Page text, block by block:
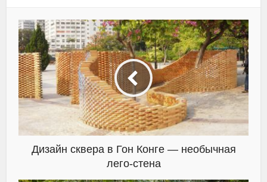
Дизайн сквера в Гон Конге — необычная
лего-стена